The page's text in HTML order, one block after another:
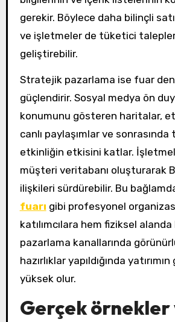
gerekir. Böylece daha bilinçli
ve işletmeler de tüketici
geliştirebilir.
Stratejik pazarlama ise fuar
güçlendirir. Sosyal medya ön
konumunu gösteren haritalar,
canlı paylaşımlar ve
etkinliğin etkisini katlar.
müşteri veritabanı oluşturarak
ilişkileri sürdürebilir. Bu
fuarı gibi profesyonel
katılımcılara hem fiziksel
pazarlama kanallarında
hazırlıklar yapıldığında
yüksek olur.
Gerçek örnekler